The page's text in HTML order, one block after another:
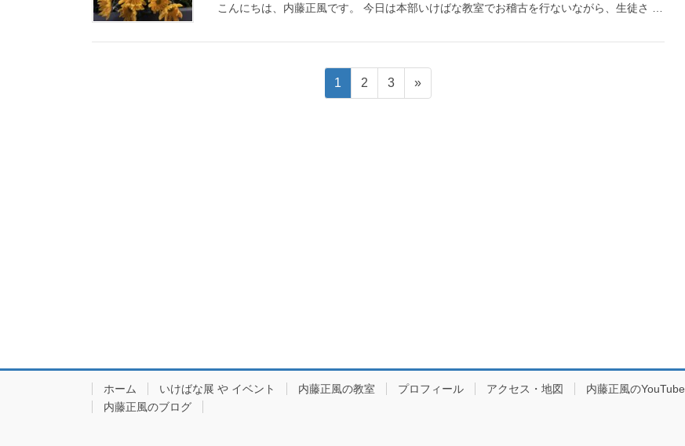
こんにちは、内藤正風です。 今日は本部いけばな教室でお稽古を行ないながら、生徒さ …
固
定
1
固
定
2
固
定
3 »
ホーム いけばな展 や イベント 内藤正風の教室 プロフィール アクセス・地図 内藤正風のYouTube
内藤正風のブログ